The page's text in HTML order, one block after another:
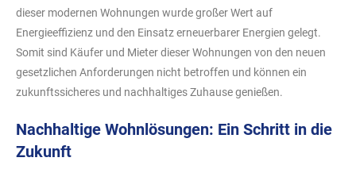
dieser modernen Wohnungen wurde großer Wert auf
Energieeffizienz und den Einsatz erneuerbarer Energien gelegt.
Somit sind Käufer und Mieter dieser Wohnungen von den neuen
gesetzlichen Anforderungen nicht betroffen und können ein
zukunftssicheres und nachhaltiges Zuhause genießen.
Nachhaltige Wohnlösungen: Ein Schritt in die
Zukunft